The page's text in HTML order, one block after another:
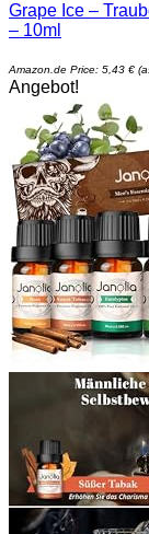
Grape Ice –
– 10ml
Amazon.de Price: 5,43 €
Angebot!